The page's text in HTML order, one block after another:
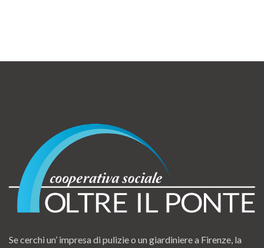
Se cerchi un’ impresa di pulizie o un giardiniere a Firenze, la